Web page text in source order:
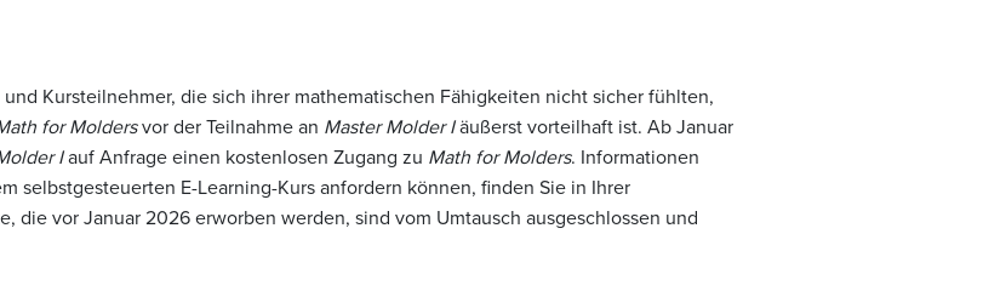
Kursteilnehmer, die sich ihrer mathematischen Fähigkeiten nicht sicher fühlten,
for Moldersvor der Teilnahme an Master Molder Iäußerst vorteilhaft ist. Ab Januar
Iauf Anfrage einen kostenlosen Zugang zu Math for Molders. Informationen
selbstgesteuerten E-Learning-Kurs anfordern können, finden Sie in Ihrer
die vor Januar 2026 erworben werden, sind vom Umtausch ausgeschlossen und